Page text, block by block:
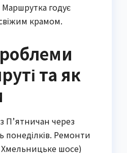
годує
крамом.
та як
П’ятничан через
понеділків. Ремонти
Хмельницьке шосе)